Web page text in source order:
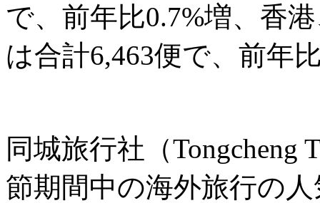
で、前年比0.7%増、香
は合計6,463便で、前年
同城旅行社（
節期間中の海外旅行の